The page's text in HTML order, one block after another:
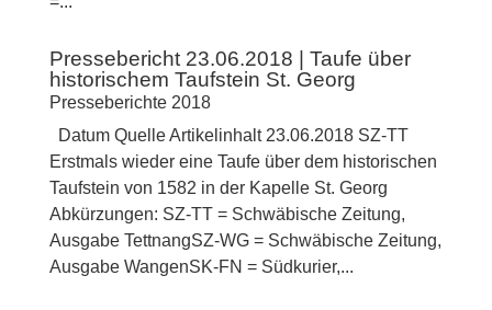
Pressebericht 23.06.2018 | Taufe über
historischem Taufstein St. Georg
Presseberichte 2018
Datum Quelle Artikelinhalt 23.06.2018 SZ-TT
Erstmals wieder eine Taufe über dem historischen
Taufstein von 1582 in der Kapelle St. Georg
Abkürzungen: SZ-TT = Schwäbische Zeitung,
Ausgabe TettnangSZ-WG = Schwäbische Zeitung,
Ausgabe WangenSK-FN = Südkurier,...